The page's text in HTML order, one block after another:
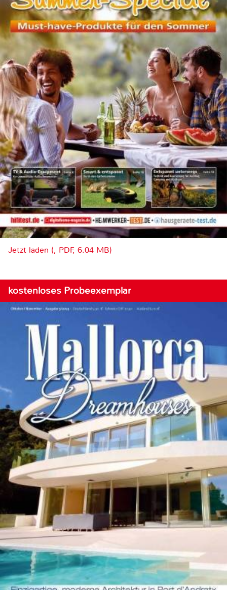
Jetzt laden (, PDF, 6.04 MB)
kostenloses Probeexemplar